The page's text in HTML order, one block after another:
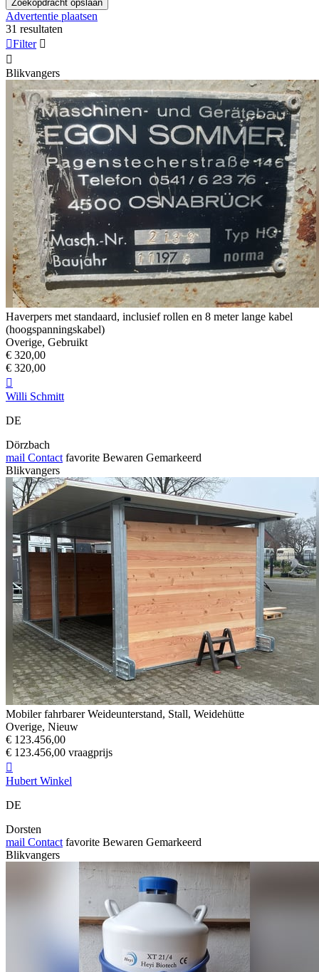
Zoekopdracht opslaan
Advertentie plaatsen
31 resultaten
Filter 

Blikvangers
Haverpers met standaard, inclusief rollen en 8 meter lange kabel
(hoogspanningskabel)
Overige, Gebruikt
€ 320,00
€ 320,00

Willi Schmitt
DE
Dörzbach
mail Contact favorite Bewaren Gemarkeerd
Blikvangers
Mobiler fahrbarer Weideunterstand, Stall, Weidehütte
Overige, Nieuw
€ 123.456,00
€ 123.456,00 vraagprijs

Hubert Winkel
DE
Dorsten
mail Contact favorite Bewaren Gemarkeerd
Blikvangers